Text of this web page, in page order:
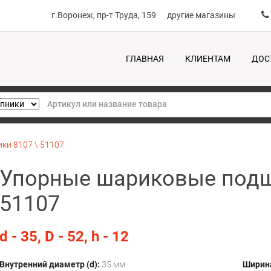
г.Воронеж, пр-т Труда, 159 другие магазины
ГЛАВНАЯ КЛИЕНТАМ
8107 \ 51107
Упорные шариковые
51107
d - 35, D - 52, h - 12
Внутренний диаметр (d): 35 мм.